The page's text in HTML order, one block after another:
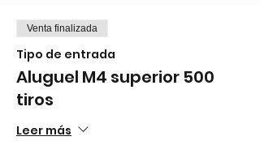
Venta finalizada
Tipo de entrada
Aluguel M4 superior 500
tiros
Leer más